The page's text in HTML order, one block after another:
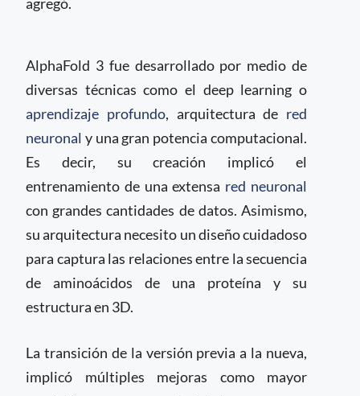
AlphaFold 3 fue desarrollado por medio de
diversas técnicas como el deep learning o
aprendizaje profundo, arquitectura de red
neuronal y una gran potencia computacional.
Es decir, su creación implicó el
entrenamiento de una extensa red neuronal
con grandes cantidades de datos. Asimismo,
su arquitectura necesito un diseño cuidadoso
para captura las relaciones entre la secuencia
de aminoácidos de una proteína y su
estructura en 3D.
La transición de la versión previa a la nueva,
implicó múltiples mejoras como mayor